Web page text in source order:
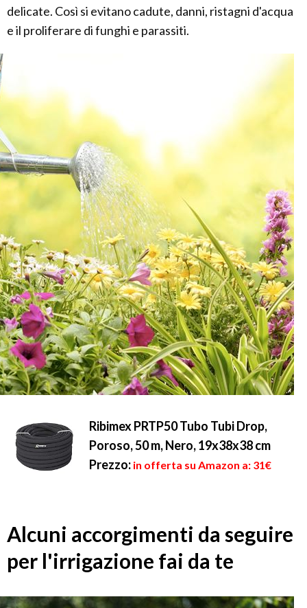
delicate. Così si evitano cadute, danni, ristagni d'acqua
e il proliferare di funghi e parassiti.
Ribimex PRTP50 Tubo Tubi Drop,
Poroso, 50 m, Nero, 19x38x38 cm
Prezzo: in offerta su Amazon a: 31€
Alcuni accorgimenti da seguire
per l'irrigazione fai da te